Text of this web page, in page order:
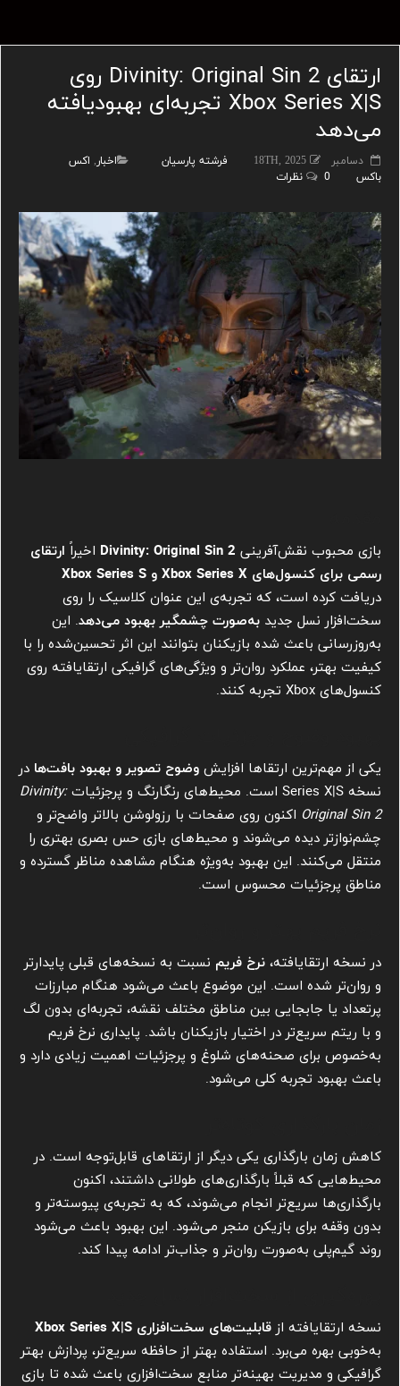
ارتقای Divinity: Original Sin 2 روی
Xbox Series X|S تجربه‌ای بهبودیافته
می‌دهد
دسامبر 18TH, 2025 فرشته پارسیان اخبار, اکس
باکس
0 نظرات
بازی محبوب نقش‌آفرینی Divinity: Original Sin 2 اخیراً ارتقای
رسمی برای کنسول‌های Xbox Series X و Xbox Series S
دریافت کرده است، که تجربه‌ی این عنوان کلاسیک را روی
سخت‌افزار نسل جدید به‌صورت چشمگیر بهبود می‌دهد. این
به‌روزرسانی باعث شده بازیکنان بتوانند این اثر تحسین‌شده را با
کیفیت بهتر، عملکرد روان‌تر و ویژگی‌های گرافیکی ارتقا‌یافته روی
کنسول‌های Xbox تجربه کنند.
یکی از مهم‌ترین ارتقاها افزایش وضوح تصویر و بهبود بافت‌ها در
نسخه Series X|S است. محیط‌های رنگارنگ و پرجزئیات
Divinity:
Original Sin 2 اکنون روی صفحات با رزولوشن بالاتر واضح‌تر و
چشم‌نوازتر دیده می‌شوند و محیط‌های بازی حس بصری بهتری را
منتقل می‌کنند. این بهبود به‌ویژه هنگام مشاهده مناظر گسترده و
مناطق پرجزئیات محسوس است.
در نسخه ارتقا‌یافته، نرخ فریم نسبت به نسخه‌های قبلی پایدارتر
و روان‌تر شده است. این موضوع باعث می‌شود هنگام مبارزات
پرتعداد یا جابجایی بین مناطق مختلف نقشه، تجربه‌ای بدون لگ
و با ریتم سریع‌تر در اختیار بازیکنان باشد. پایداری نرخ فریم
به‌خصوص برای صحنه‌های شلوغ و پرجزئیات اهمیت زیادی دارد و
باعث بهبود تجربه کلی می‌شود.
کاهش زمان بارگذاری یکی دیگر از ارتقاهای قابل‌توجه است. در
محیط‌هایی که قبلاً بارگذاری‌های طولانی داشتند، اکنون
بارگذاری‌ها سریع‌تر انجام می‌شوند، که به تجربه‌ی پیوسته‌تر و
بدون وقفه برای بازیکن منجر می‌شود. این بهبود باعث می‌شود
روند گیم‌پلی به‌صورت روان‌تر و جذاب‌تر ادامه پیدا کند.
نسخه ارتقا‌یافته از قابلیت‌های سخت‌افزاری Xbox Series X|S
به‌خوبی بهره می‌برد. استفاده بهتر از حافظه سریع‌تر، پردازش بهتر
گرافیکی و مدیریت بهینه‌تر منابع سخت‌افزاری باعث شده تا بازی